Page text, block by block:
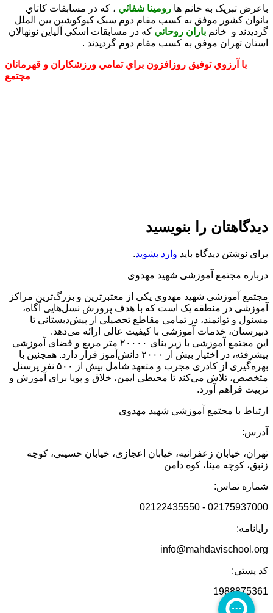
باعرض تبريک به خانم ها رومينا شفائي ، که در مسابقات کاتاي
بانوان کشور موفق به کسب مقام دوم سبک کيوکوشين بين الملل
گرديدند و خانم باران روحاني که در مسابقات اسکي آلپاين نونهالان
استان تهران موفق به کسب مقام دوم گرديدند .
با آرزوي توفيق روزافزون براي تمامي ورزشکاران و قهرمانان
مجتمع
دیدگاهتان را بنویسید
برای نوشتن دیدگاه باید وارد بشوید.
درباره مجتمع آموزشی شهید مهدوی
مجتمع آموزشی شهید مهدوی یکی از معتبرترین و بزرگ‌ترین مراکز
آموزشی در منطقه یک است که با هدف پرورش نسل‌هایی آگاه،
مسئول و توانمند، در تمامی مقاطع تحصیلی از پیش‌دبستانی تا
دبیرستان، خدمات آموزشی با کیفیت عالی ارائه می‌دهد.
این مجتمع آموزشی با زیر بنای ۲۰۰۰۰ متر مربع و فضای آموزشی
پیشرفته، در اختیار بیش از ۲۰۰۰ دانش‌آموز قرار دارد. همچنین با
بهره‌گیری از کادری مجرب و متعهد شامل بیش از ۵۰۰ نفر پرسنل
متخصص، تلاش می‌کند تا محیطی ایمن، خلاق و پویا برای آموزش و
تربیت فراهم آورد.
ارتباط با مجتمع آموزشی شهید مهدوی
آدرس:
تهران، خیابان زعفرانیه، خیابان اعجازی، خیابان حسینی، کوچه
زنبق، کوچه مینا، کوه دامن
شماره تماس:
02175937000 - 02122435550
رایانامه:
info@mahdavischool.org
کد پستی:
1988875361